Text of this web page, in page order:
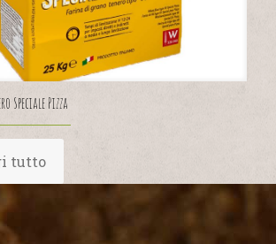
Speciale Pizza
tutto